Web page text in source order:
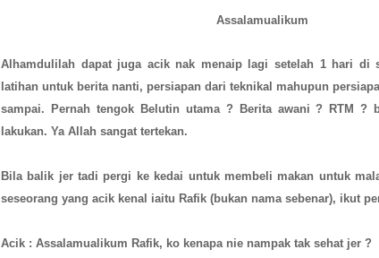
Assalamualikum
Alhamdulilah dapat juga acik nak menaip lagi setelah 1 hari di
latihan untuk berita nanti, persiapan dari teknikal mahupun
sampai. Pernah tengok Belutin utama ? Berita awani ? RTM ?
lakukan. Ya Allah sangat tertekan.
Bila balik jer tadi pergi ke kedai untuk membeli makan untuk
seseorang yang acik kenal iaitu Rafik (bukan nama sebenar), ikut
Acik : Assalamualikum Rafik, ko kenapa nie nampak tak sehat jer ?